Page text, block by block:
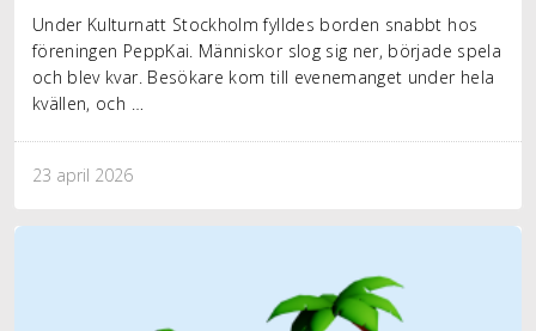
Under Kulturnatt Stockholm fylldes borden snabbt hos
föreningen PeppKai. Människor slog sig ner, började spela
och blev kvar. Besökare kom till evenemanget under hela
kvällen, och …
23 april 2026